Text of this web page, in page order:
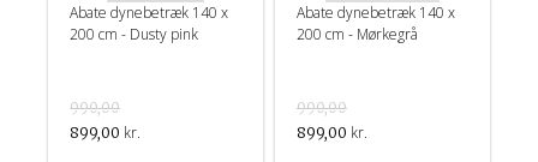
Abate dynebetræk 140 x
200 cm - Dusty pink
990,00
899,00 kr.
Abate dynebetræk 140 x
200 cm - Mørkegrå
990,00
899,00 kr.